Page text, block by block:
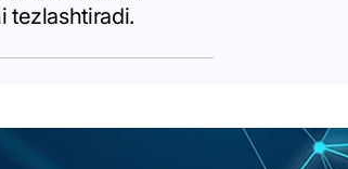
tezlashtiradi.